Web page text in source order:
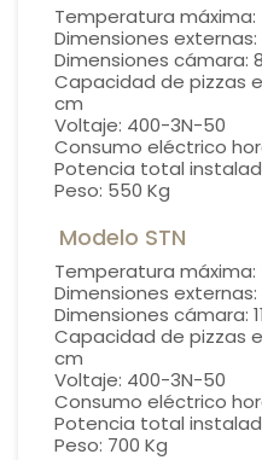
Temperatura máxima:
Dimensiones externas:
Dimensiones cámara:
Capacidad de pizzas
cm
Voltaje: 400-3N-50
Consumo eléctrico
Potencia total
Peso: 550 Kg
Modelo STN
Temperatura máxima:
Dimensiones externas:
Dimensiones cámara:
Capacidad de pizzas
cm
Voltaje: 400-3N-50
Consumo eléctrico
Potencia total
Peso: 700 Kg